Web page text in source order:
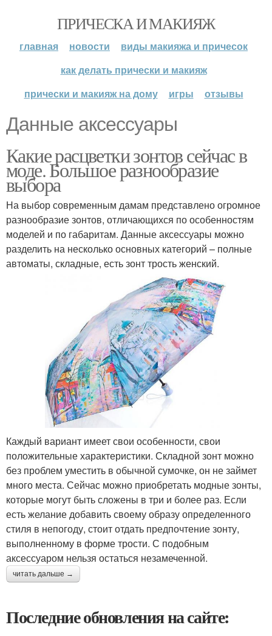
ПРИЧЕСКА И МАКИЯЖ
главная новости
виды макияжа и причесок
как делать прически и макияж
прически и макияж на дому
игры отзывы
Данные аксессуары
Какие расцветки зонтов сейчас в
моде. Большое разнообразие
выбора
На выбор современным дамам представлено огромное
разнообразие зонтов, отличающихся по особенностям
моделей и по габаритам. Данные аксессуары можно
разделить на несколько основных категорий – полные
автоматы, складные, есть зонт трость женский.
Каждый вариант имеет свои особенности, свои
положительные характеристики. Складной зонт можно
без проблем уместить в обычной сумочке, он не займет
много места. Сейчас можно приобретать модные зонты,
которые могут быть сложены в три и более раз. Если
есть желание добавить своему образу определенного
стиля в непогоду, стоит отдать предпочтение зонту,
выполненному в форме трости. С подобным
аксессуаром нельзя остаться незамеченной.
читать дальше →
Последние обновления на сайте: